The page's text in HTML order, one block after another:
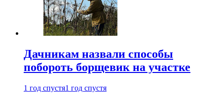
Дачникам назвали способы
побороть борщевик на участке
1 год спустя1 год спустя